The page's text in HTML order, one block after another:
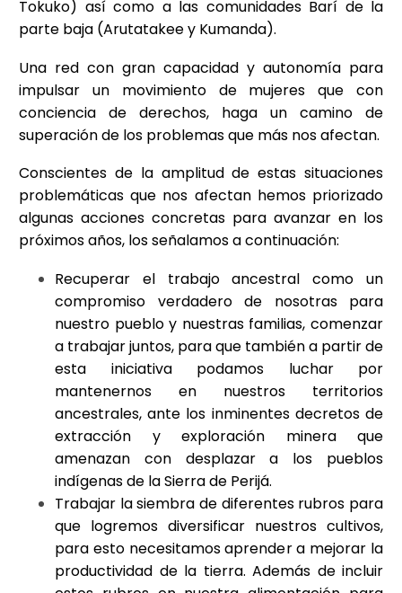
Tokuko) así como a las comunidades Barí de la
parte baja (Arutatakee y Kumanda).
Una red con gran capacidad y autonomía para
impulsar un movimiento de mujeres que con
conciencia de derechos, haga un camino de
superación de los problemas que más nos afectan.
Conscientes de la amplitud de estas situaciones
problemáticas que nos afectan hemos priorizado
algunas acciones concretas para avanzar en los
próximos años, los señalamos a continuación:
Recuperar el trabajo ancestral como un
compromiso verdadero de nosotras para
nuestro pueblo y nuestras familias, comenzar
a trabajar juntos, para que también a partir de
esta iniciativa podamos luchar por
mantenernos en nuestros territorios
ancestrales, ante los inminentes decretos de
extracción y exploración minera que
amenazan con desplazar a los pueblos
indígenas de la Sierra de Perijá.
Trabajar la siembra de diferentes rubros para
que logremos diversificar nuestros cultivos,
para esto necesitamos aprender a mejorar la
productividad de la tierra. Además de incluir